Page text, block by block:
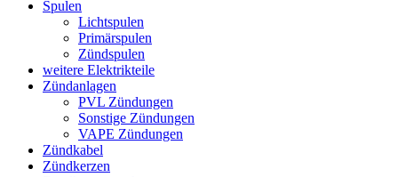
Spulen
Lichtspulen
Primärspulen
Zündspulen
weitere Elektrikteile
Zündanlagen
PVL Zündungen
Sonstige Zündungen
VAPE Zündungen
Zündkabel
Zündkerzen